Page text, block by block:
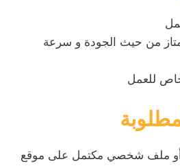
من حيث الجودة و سرعة
للعمل
أو ملف شخصي مكتمل على موقع